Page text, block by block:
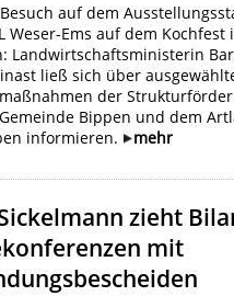
auf dem
Weser-Ems auf dem Kochfest
Landwirtschaftsministerin
ließ sich über
der
Bippen und dem
informieren.
mehr
zieht
mit